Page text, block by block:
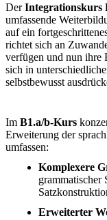
DerIntegrationskurs
umfassende
auf ein
richtet sich an
verfügen und nun ihre
sich in
selbstbewusst
Im B1.a/b-Kurs
Erweiterung der
umfassen:
Komplexere
grammatischer
Erweiterter